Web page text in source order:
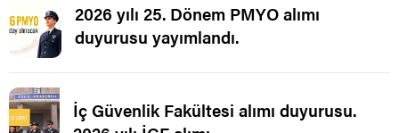
2026 yılı 25. Dönem PMYO alımı
duyurusu yayımlandı.
İç Güvenlik Fakültesi alımı duyurusu.